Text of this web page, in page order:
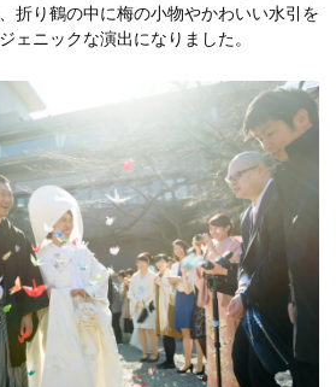
折り鶴の中に梅の小物やかわいい水引を
ェニックな演出になりました。